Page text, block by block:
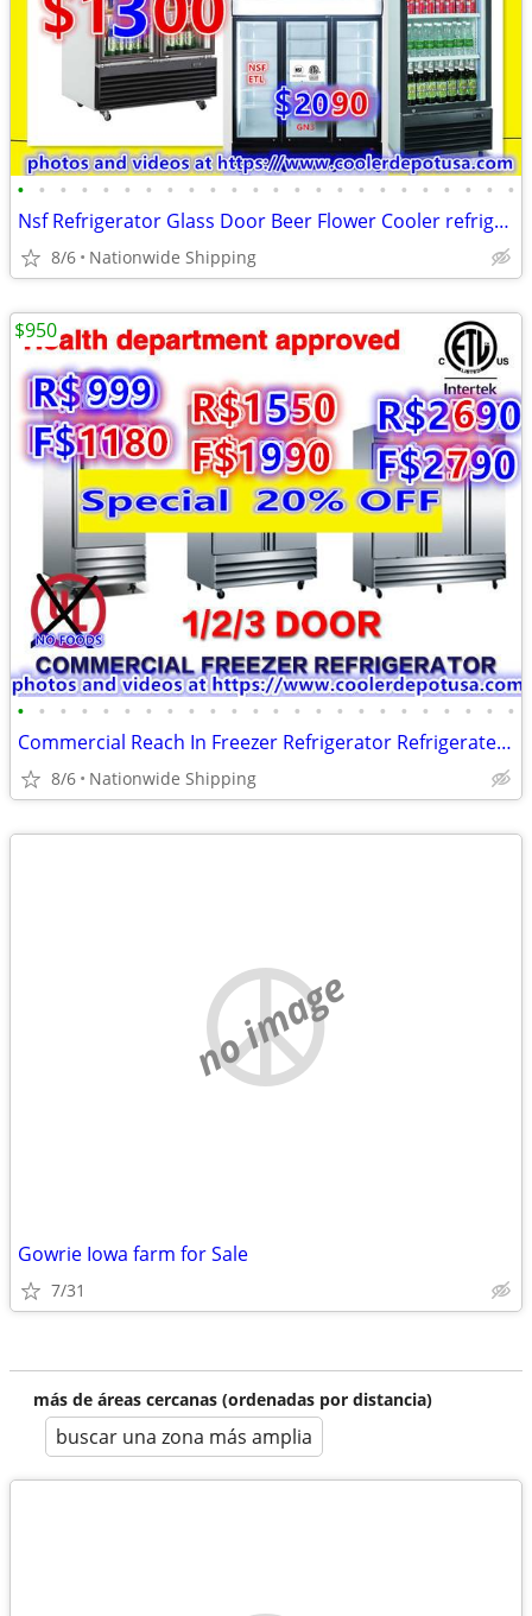
• • • • • • • • • • • • • • • • • • • • • • • •
Nsf Refrigerator Glass Door Beer Flower Cooler refrigerators RESTAURAN
8/6 Nationwide Shipping
• • • • • • • • • • • • • • • • • • • • • • • •
Commercial Reach In Freezer Refrigerator Refrigerated Cooler RESTAURAN
8/6 Nationwide Shipping
$950
no image
Gowrie Iowa farm for Sale
7/31
más de áreas cercanas (ordenadas por distancia)
buscar una zona más amplia